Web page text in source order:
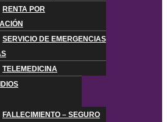
RENTA POR
SERVICIO DE EMERGENCIAS
TELEMEDICINA
FALLECIMIENTO – SEGURO